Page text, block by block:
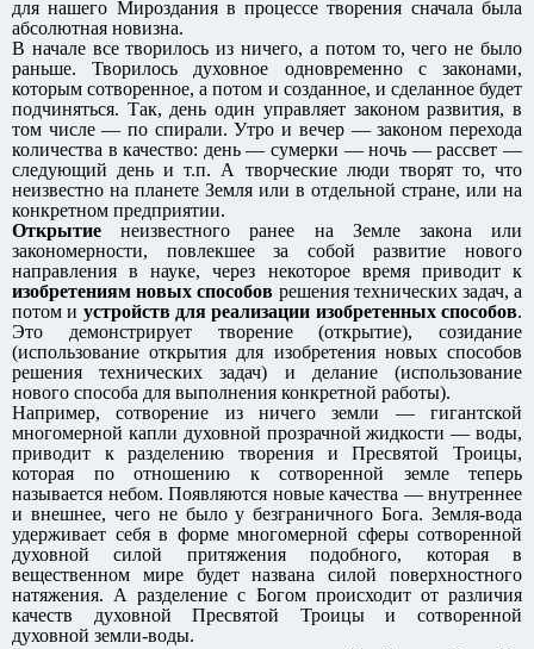
для нашего Мироздания в процессе творения сначала была
абсолютная новизна.
В начале все творилось из ничего, а потом то, чего не было
раньше. Творилось духовное одновременно с законами,
которым сотворенное, а потом и созданное, и сделанное будет
подчиняться. Так, день один управляет законом развития, в
том числе — по спирали. Утро и вечер — законом перехода
количества в качество: день — сумерки — ночь — рассвет —
следующий день и т.п. А творческие люди творят то, что
неизвестно на планете Земля или в отдельной стране, или на
конкретном предприятии.
Открытие неизвестного ранее на Земле закона или
закономерности, повлекшее за собой развитие нового
направления в науке, через некоторое время приводит к
изобретениям новых способов решения технических задач, а
потом и устройств для реализации изобретенных способов.
Это демонстрирует творение (открытие), созидание
(использование открытия для изобретения новых способов
решения технических задач) и делание (использование
нового способа для выполнения конкретной работы).
Например, сотворение из ничего земли — гигантской
многомерной капли духовной прозрачной жидкости — воды,
приводит к разделению творения и Пресвятой Троицы,
которая по отношению к сотворенной земле теперь
называется небом. Появляются новые качества — внутреннее
и внешнее, чего не было у безграничного Бога. Земля-вода
удерживает себя в форме многомерной сферы сотворенной
духовной силой притяжения подобного, которая в
вещественном мире будет названа силой поверхностного
натяжения. А разделение с Богом происходит от различия
качеств духовной Пресвятой Троицы и сотворенной
духовной земли-воды.